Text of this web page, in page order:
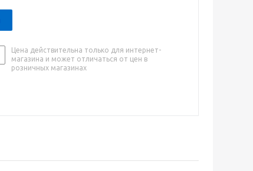
Цена действительна только для интернет-
магазина и может отличаться от цен в
розничных магазинах